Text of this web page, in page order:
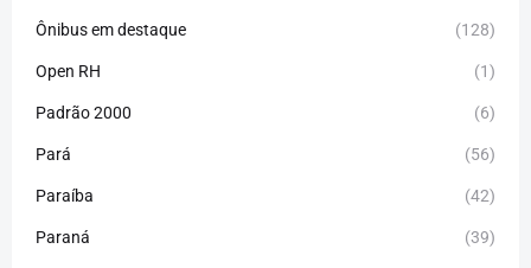
Ônibus em destaque (128)
Open RH (1)
Padrão 2000 (6)
Pará (56)
Paraíba (42)
Paraná (39)